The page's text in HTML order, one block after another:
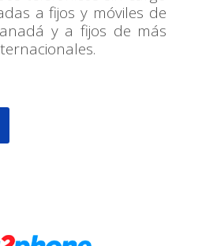
a fijos y móviles de
y a fijos de más